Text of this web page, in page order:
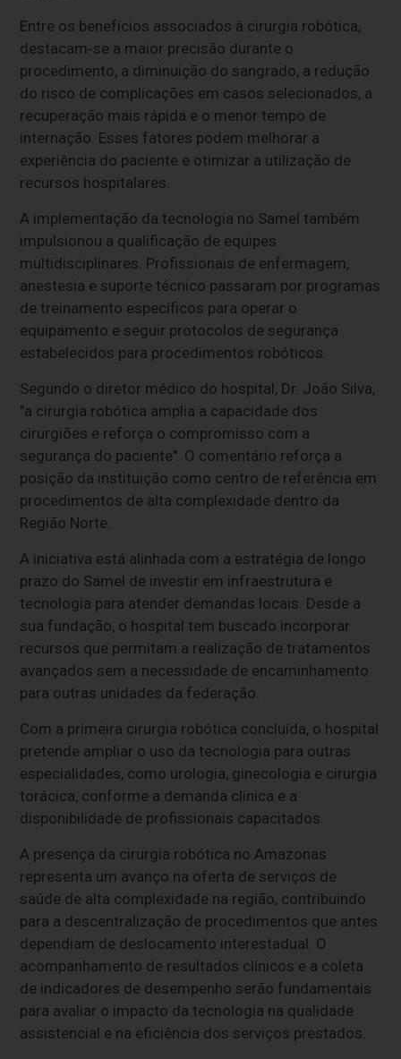
Entre os benefícios associados à cirurgia robótica,
destacam‑se a maior precisão durante o
procedimento, a diminuição do sangrado, a redução
do risco de complicações em casos selecionados, a
recuperação mais rápida e o menor tempo de
internação. Esses fatores podem melhorar a
experiência do paciente e otimizar a utilização de
recursos hospitalares.
A implementação da tecnologia no Samel também
impulsionou a qualificação de equipes
multidisciplinares. Profissionais de enfermagem,
anestesia e suporte técnico passaram por programas
de treinamento específicos para operar o
equipamento e seguir protocolos de segurança
estabelecidos para procedimentos robóticos.
Segundo o diretor médico do hospital, Dr. João Silva,
"a cirurgia robótica amplia a capacidade dos
cirurgiões e reforça o compromisso com a
segurança do paciente". O comentário reforça a
posição da instituição como centro de referência em
procedimentos de alta complexidade dentro da
Região Norte.
A iniciativa está alinhada com a estratégia de longo
prazo do Samel de investir em infraestrutura e
tecnologia para atender demandas locais. Desde a
sua fundação, o hospital tem buscado incorporar
recursos que permitam a realização de tratamentos
avançados sem a necessidade de encaminhamento
para outras unidades da federação.
Com a primeira cirurgia robótica concluída, o hospital
pretende ampliar o uso da tecnologia para outras
especialidades, como urologia, ginecologia e cirurgia
torácica, conforme a demanda clínica e a
disponibilidade de profissionais capacitados.
A presença da cirurgia robótica no Amazonas
representa um avanço na oferta de serviços de
saúde de alta complexidade na região, contribuindo
para a descentralização de procedimentos que antes
dependiam de deslocamento interestadual. O
acompanhamento de resultados clínicos e a coleta
de indicadores de desempenho serão fundamentais
para avaliar o impacto da tecnologia na qualidade
assistencial e na eficiência dos serviços prestados.